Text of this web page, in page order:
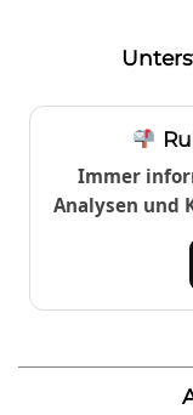
Immer
Analysen und